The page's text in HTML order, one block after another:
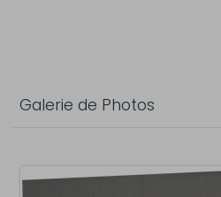
Galerie de Photos